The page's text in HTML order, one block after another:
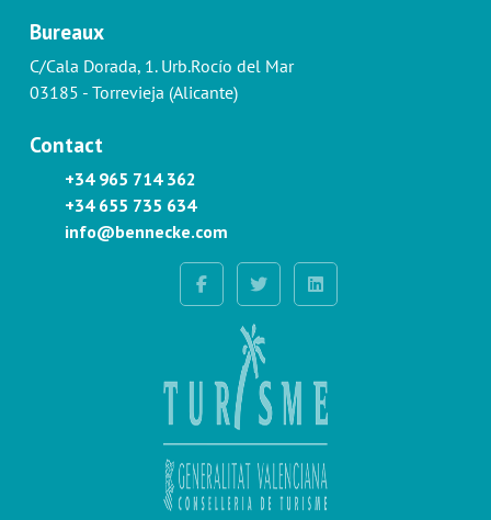
Bureaux
C/Cala Dorada, 1. Urb.Rocío del Mar
03185 - Torrevieja (Alicante)
Contact
+34 965 714 362
+34 655 735 634
info@bennecke.com